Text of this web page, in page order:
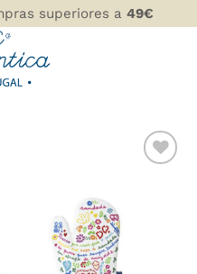
superiores a 49€
WISHLIST